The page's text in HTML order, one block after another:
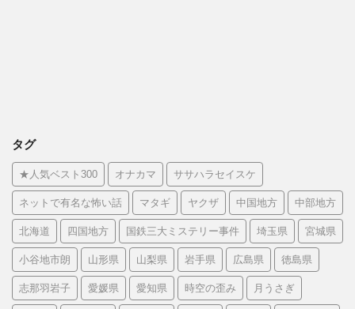
タグ
★人気ベスト300 オナカマ ササハラセイスケ
ネットで有名な怖い話 マタギ ヤクザ 中国地方 中部地方
北海道 四国地方 国鉄三大ミステリー事件 埼玉県 宮城県
小谷地市朗 山形県 山梨県 岩手県 広島県 徳島県
志那羽岩子 愛媛県 愛知県 時空の歪み 月うさぎ